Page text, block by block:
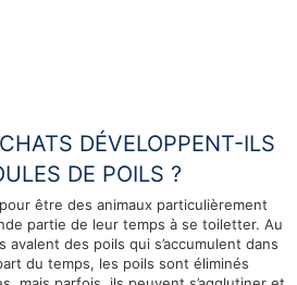
DÉVELOPPENT-ILS
DE POILS ?
être des animaux particulièrement
partie de leur temps à se toiletter. Au
des poils qui s’accumulent dans
du temps, les poils sont éliminés